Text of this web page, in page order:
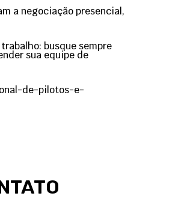
a negociação presencial,
busque sempre
sua equipe de
de-pilotos-e-